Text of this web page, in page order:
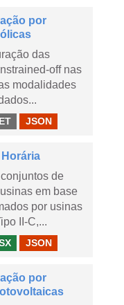
por
das
off nas
modalidades
JSON
de
em base
por usinas
II-C,...
JSON
por